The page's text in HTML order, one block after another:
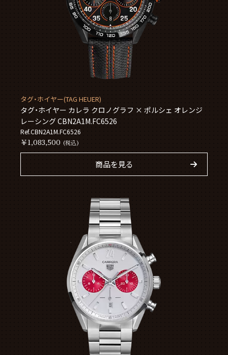
タグ・ホイヤー(TAG HEUER)
タグ・ホイヤー カレラ クロノグラフ × ポルシェ オレンジ
レーシング CBN2A1M.FC6526
Ref.CBN2A1M.FC6526
￥1,083,500 (税込)
商品を見る